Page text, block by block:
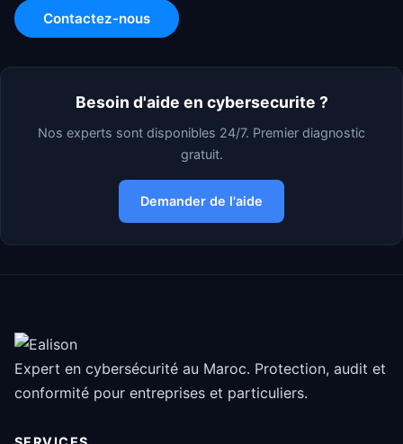
Contactez-nous
Besoin d'aide en cybersecurite ?
Nos experts sont disponibles 24/7. Premier diagnostic
gratuit.
Demander de l'aide
Expert en cybersécurité au Maroc. Protection, audit et
conformité pour entreprises et particuliers.